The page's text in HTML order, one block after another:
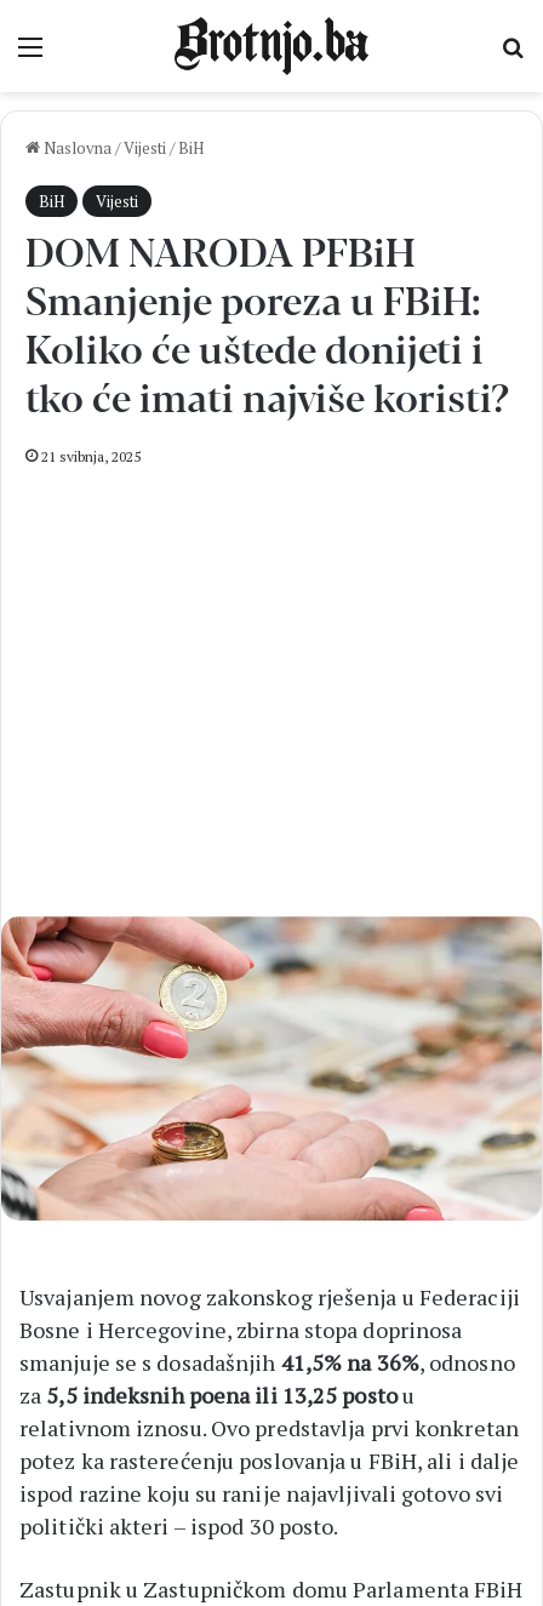
Izbornik
Naslovna/Vijesti/ BiH
BiH Vijesti
DOM NARODA PFBiH
Smanjenje poreza u FBiH:
Koliko će uštede donijeti i
tko će imati najviše koristi?
21 svibnja, 2025
Usvajanjem novog zakonskog rješenja u Federaciji
Bosne i Hercegovine, zbirna stopa doprinosa
smanjuje se s dosadašnjih 41,5% na 36%, odnosno
za 5,5 indeksnih poena ili 13,25 postou
relativnom iznosu. Ovo predstavlja prvi konkretan
potez ka rasterećenju poslovanja u FBiH, ali i dalje
ispod razine koju su ranije najavljivali gotovo svi
politički akteri – ispod 30 posto.
Zastupnik u Zastupničkom domu Parlamenta FBiH